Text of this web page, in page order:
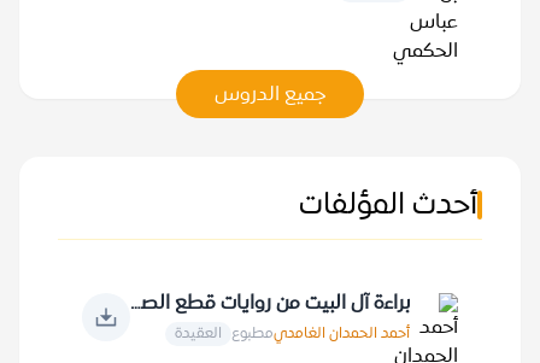
جميع الدروس
أحدث المؤلفات
براءة آل البيت من روايات قطع الصلة بالنبي صلى الله عليه وسلم
أحمد الحمدان الغامديمطبوع العقيدة